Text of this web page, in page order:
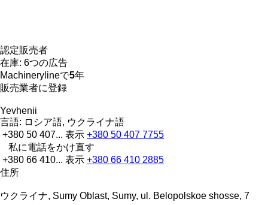
認定販売者
在庫: 6つの広告
Machinerylineで5年
販売業者に登録
Yevhenii
言語: ロシア語, ウクライナ語
+380 50 407... 表示 +380 50 407 7755
私に電話をかけ直す
+380 66 410... 表示 +380 66 410 2885
住所
ウクライナ, Sumy Oblast, Sumy, ul. Belopolskoe shosse, 7